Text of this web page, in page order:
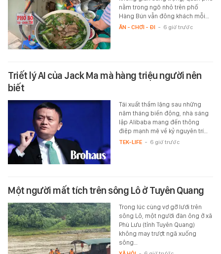
nằm trong ngõ nhỏ trên phố
Hàng Bún vẫn đông khách mỗi…
ĂN - CHƠI - ĐI - 6 giờ trước
Triết lý AI của Jack Ma mà hàng triệu người nên
biết
Tái xuất thầm lặng sau những
năm tháng biến động, nhà sáng
lập Alibaba mang đến thông
điệp mạnh mẽ về kỷ nguyên trí…
TEK-LIFE - 6 giờ trước
Một người mất tích trên sông Lô ở Tuyên Quang
Trong lúc cùng vợ gỡ lưới trên
sông Lô, một người đàn ông ở xã
Phù Lưu (tỉnh Tuyên Quang)
không may trượt ngã xuống
sông…